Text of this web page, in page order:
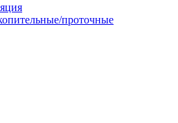
проточные